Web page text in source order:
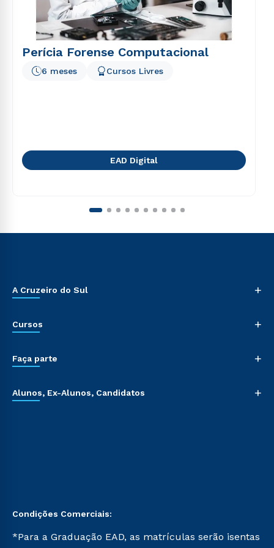
Perícia Forense Computacional
6 meses Cursos Livres
EAD Digital
A Cruzeiro do Sul +
Cursos +
Faça parte +
Alunos, Ex-Alunos, Candidatos +
Condições Comerciais:
*Para a Graduação EAD, as matrículas serão isentas